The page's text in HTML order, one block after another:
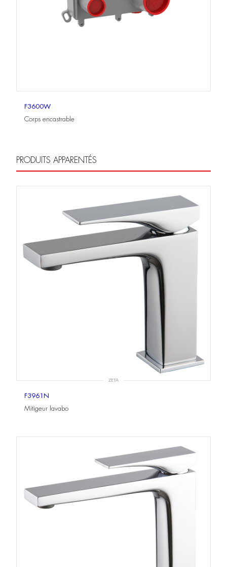
F3600W
Corps encastrable
PRODUITS APPARENTÉS
ZETA
F3961N
Mitigeur lavabo